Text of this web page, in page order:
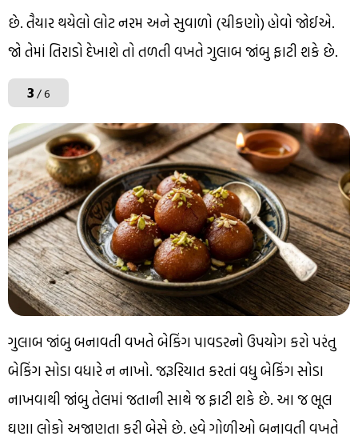
છે. તૈયાર થયેલો લોટ નરમ અને સુવાળો (ચીકણો) હોવો જોઈએ.
જો તેમાં તિરાડો દેખાશે તો તળતી વખતે ગુલાબ જાંબુ ફાટી શકે છે.
3/ 6
ગુલાબ જાંબુ બનાવતી વખતે બેકિંગ પાવડરનો ઉપયોગ કરો પરંતુ
બેકિંગ સોડા વધારે ન નાખો. જરૂરિયાત કરતાં વધુ બેકિંગ સોડા
નાખવાથી જાંબુ તેલમાં જતાની સાથે જ ફાટી શકે છે. આ જ ભૂલ
ઘણા લોકો અજાણતા કરી બેસે છે. હવે ગોળીઓ બનાવતી વખતે